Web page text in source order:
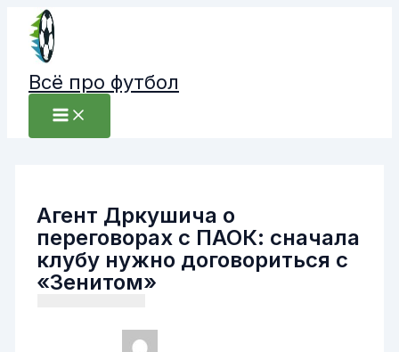
Перейти
содержимому
Всё про футбол
Агент Дркушича о
переговорах с ПАОК: сначала
клубу нужно договориться с
«Зенитом»